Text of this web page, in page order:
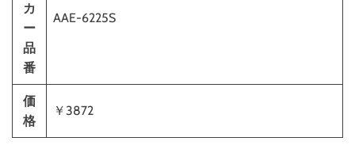
カ
ー
品
番
AAE-6225S
価
格
￥3872